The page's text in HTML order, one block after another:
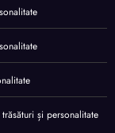
și personalitate